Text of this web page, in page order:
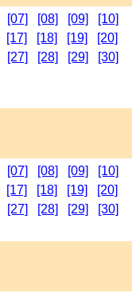
[07] [08] [09]
[10]
[17] [18] [19]
[20]
[27] [28] [29]
[30]
[07] [08] [09]
[10]
[17] [18] [19]
[20]
[27] [28] [29] [30]